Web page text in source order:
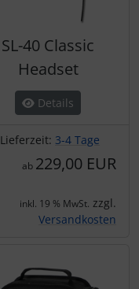
SL-40 Classic
Headset
Details
Lieferzeit: 3-4 Tage
ab 229,00 EUR
inkl. 19 % MwSt. zzgl.
Versandkosten